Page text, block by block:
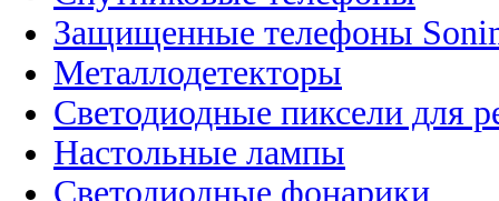
Защищенные телефоны
Металлодетекторы
Светодиодные пиксели для
Настольные лампы
Светодиодные фонарики